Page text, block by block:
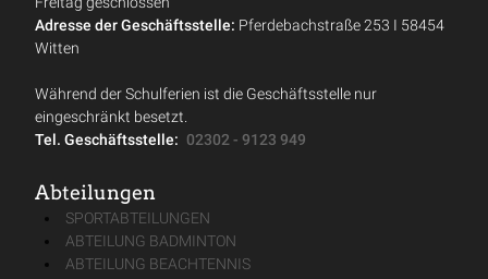
Adresse der Geschäftsstelle: Pferdebachstraße 253 I 58454
Witten
Während der Schulferien ist die Geschäftsstelle nur
eingeschränkt besetzt.
Tel. Geschäftsstelle: 02302 - 9123 949
Abteilungen
SPORTABTEILUNGEN
ABTEILUNG BADMINTON
ABTEILUNG BEACHTENNIS